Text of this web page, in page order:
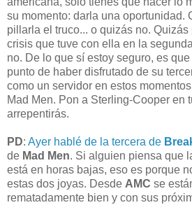
su momento: darla una oportunidad.
pillarla el truco... o quizás no.
crisis que tuve con ella en la
no. De lo que sí estoy seguro, es
punto de haber disfrutado de su
como un servidor en estos
Mad Men. Pon a Sterling-Cooper en
arrepentirás.
PD: Ayer hablé de la tercera de
de Mad Men. Si alguien piensa que
está en horas bajas, eso es porque
estas dos joyas. Desde AMC se
rematadamente bien y con sus